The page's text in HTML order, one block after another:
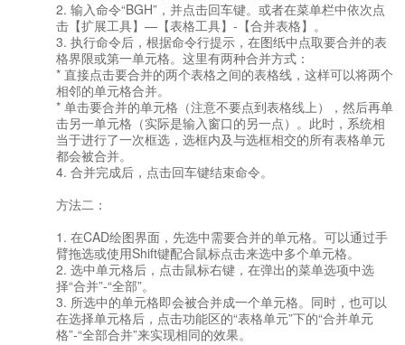
2. 输入命令“BGH”，并点击回车键。或者在菜单栏中依次点
击【扩展工具】—【表格工具】-【合并表格】。
3. 执行命令后，根据命令行提示，在图纸中点取要合并的表
格界限或第一单元格。这里有两种合并方式：
* 直接点击要合并的两个表格之间的表格线，这样可以将两个
相邻的单元格合并。
* 单击要合并的单元格（注意不要点到表格线上），然后再单
击另一单元格（实际是输入窗口的另一点）。此时，系统相
当于进行了一次框选，选框内及与选框相交的所有表格单元
都会被合并。
4. 合并完成后，点击回车键结束命令。
方法二：
1. 在CAD绘图界面，先选中需要合并的单元格。可以通过手
臂拖选或使用Shift键配合鼠标点击来选中多个单元格。
2. 选中单元格后，点击鼠标右键，在弹出的菜单选项中选
择“合并”-“全部”。
3. 所选中的单元格即会被合并成一个单元格。同时，也可以
在选择单元格后，点击功能区的“表格单元”下的“合并单元
格”-“全部合并”来实现相同的效果。